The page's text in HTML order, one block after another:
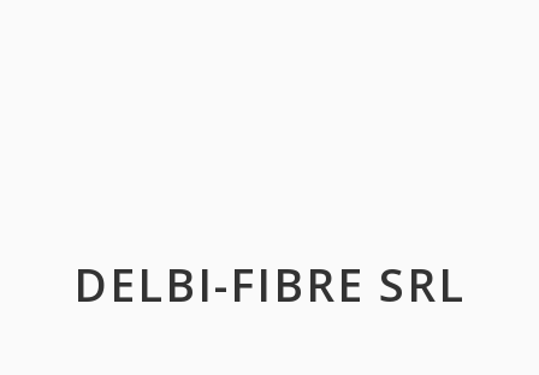
DELBI-FIBRE SRL